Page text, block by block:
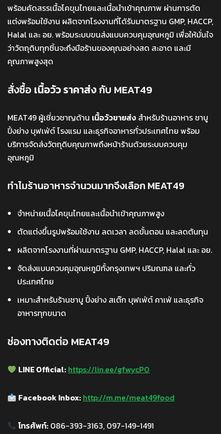
พร้อมคัดสรรเนื้อโคขุนไทยและเนื้อนำเข้าคุณภาพ ผ่านการตัด
แต่งพร้อมใช้งาน ผลิตจากโรงงานที่ได้รับมาตรฐาน GMP, HACCP,
Halal และ อย. พร้อมระบบขนส่งแบบควบคุมอุณหภูมิ เพื่อให้มั่นใจ
ว่าวัตถุดิบทุกชิ้นจะถึงมือร้านของคุณอย่างสด สะอาด และมี
คุณภาพสูงสุด
สั่งซื้อ เนื้อวัว ราคาส่งกับ MEAT49
MEAT49 ผู้เชี่ยวชาญด้าน เนื้อวัวขายส่ง สำหรับร้านอาหาร ชาบู
ปิ้งย่าง บุฟเฟ่ต์ โรงแรม และธุรกิจอาหารทั่วประเทศไทย พร้อม
บริการจัดส่งวัตถุดิบคุณภาพถึงหน้าร้านด้วยระบบควบคุม
อุณหภูมิ
ทำไมร้านอาหารจำนวนมากจึงเลือก MEAT49
จำหน่ายเนื้อโคขุนไทยและเนื้อนำเข้าคุณภาพสูง
ตัดแต่งขึ้นรูปพร้อมใช้งาน ลดเวลา ลดขั้นตอน และลดต้นทุน
ผลิตจากโรงงานที่ผ่านมาตรฐาน GMP, HACCP, Halal และ อย.
จัดส่งแบบควบคุมอุณหภูมิทั้งกรุงเทพฯ ปริมณฑล และทั่ว
ประเทศไทย
เหมาะสำหรับร้านชาบู ปิ้งย่าง สเต๊ก บุฟเฟ่ต์ คาเฟ่ และธุรกิจ
อาหารทุกขนาด
ช่องทางติดต่อ MEAT49
LINE Official: https://lin.ee/gfwycP0
Facebook Inbox: http://m.me/meat49food
โทรศัพท์: 086-393-3163, 097-149-1491